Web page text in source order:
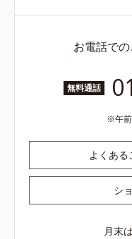
お電話で
無料通話
午
よくある
シ
月末